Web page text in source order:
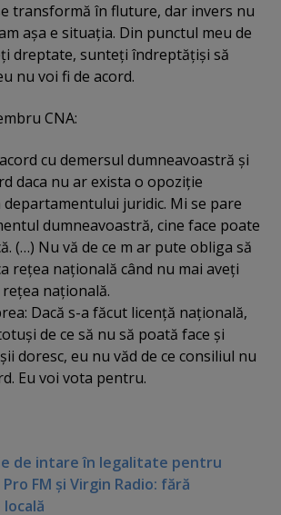
transformă în fluture, dar invers nu
aşa e situaţia. Din punctul meu de
dreptate, sunteţi îndreptăţişi să
nu voi fi de acord.
CNA:
cu demersul dumneavoastră şi
daca nu ar exista o opoziţie
departamentului juridic. Mi se pare
dumneavoastră, cine face poate
(…) Nu vă de ce m ar pute obliga să
reţea naţională când nu mai aveţi
naţională.
Dacă s-a făcut licenţă naţională,
de ce să nu să poată face şi
doresc, eu nu văd de ce consiliul nu
Eu voi vota pentru.
de intare în legalitate pentru
Pro FM şi Virgin Radio: fără